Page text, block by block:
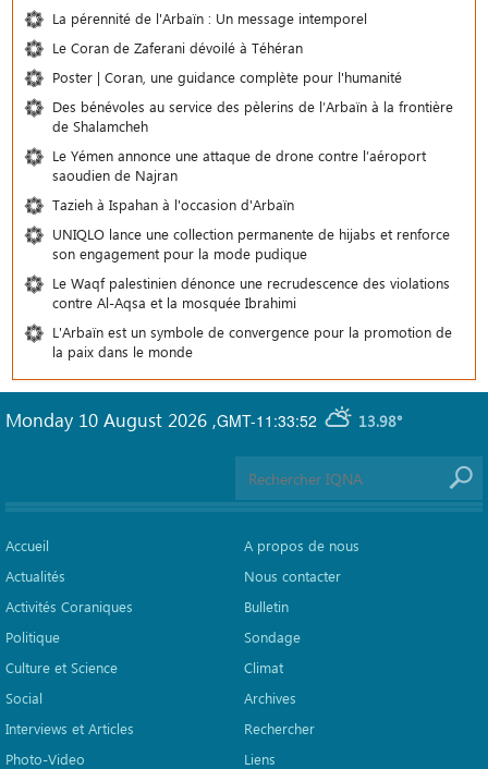
La pérennité de l'Arbaïn : Un message intemporel
Le Coran de Zaferani dévoilé à Téhéran
Poster | Coran, une guidance complète pour l'humanité
Des bénévoles au service des pèlerins de l’Arbaïn à la frontière
de Shalamcheh
Le Yémen annonce une attaque de drone contre l’aéroport
saoudien de Najran
Tazieh à Ispahan à l'occasion d'Arbaïn
UNIQLO lance une collection permanente de hijabs et renforce
son engagement pour la mode pudique
Le Waqf palestinien dénonce une recrudescence des violations
contre Al-Aqsa et la mosquée Ibrahimi
L'Arbaïn est un symbole de convergence pour la promotion de
la paix dans le monde
GMT-11:33:52 13.98°
Monday 10 August 2026 ,
Accueil
Actualités
Activités Coraniques
Politique
Culture et Science
Social
Interviews et Articles
Photo-Video
A propos de nous
Nous contacter
Bulletin
Sondage
Climat
Archives
Rechercher
Liens